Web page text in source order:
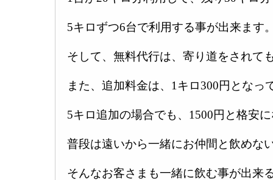
5キロずつ6台で利用する事が出来ます
そして、無料代行は、寄り道をされて
また、追加料金は、1キロ300円となっ
5キロ追加の場合でも、1500円と格安
普段は遠いから一緒にお仲間と飲めな
そんなお客さまも一緒に飲む事が出来